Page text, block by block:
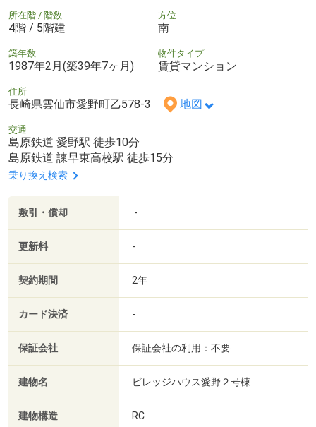
所在階 / 階数
4階 / 5階建
方位
南
築年数
1987年2月(築39年7ヶ月)
物件タイプ
賃貸マンション
住所
長崎県雲仙市愛野町乙578-3 地図
交通
島原鉄道 愛野駅 徒歩10分
島原鉄道 諫早東高校駅 徒歩15分
乗り換え検索
敷引・償却 -
更新料 -
契約期間 2年
カード決済 -
保証会社 保証会社の利用：不要
建物名 ビレッジハウス愛野２号棟
建物構造 RC